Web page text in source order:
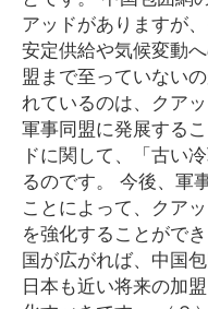
アッドがありますが
安定供給や気候変動
盟まで至っていない
れているのは、クア
軍事同盟に発展する
ドに関して、「古い
るのです。 今後、軍
ことによって、クア
を強化することがで
国が広がれば、中国
日本も近い将来の加